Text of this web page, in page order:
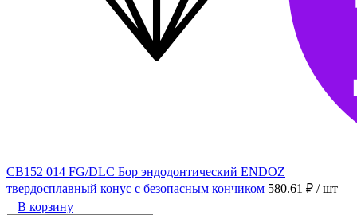
CB152 014 FG/DLC Бор эндодонтический ENDOZ
твердосплавный конус с безопасным кончиком 580.61 ₽ / шт
В корзину